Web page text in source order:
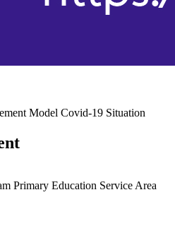
Model Covid-19 Situation
Primary Education Service Area